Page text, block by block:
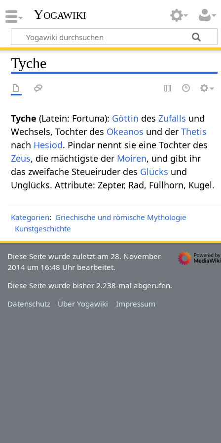
Yogawiki
Tyche
Tyche (Latein: Fortuna): Göttin desZufalls und
Wechsels, Tochter des Okeanos und derThetis
nach Hesiod. Pindar nennt sie eine Tochter des
Zeus, die mächtigste der Moiren, und gibt ihr
das zweifache Steueiruder des Glücks und
Unglücks. Attribute: Zepter, Rad, Füllhorn, Kugel.
Kategorien: Griechische und römische Mythologie
Kunstgeschichte
Diese Seite wurde zuletzt am 28. November
2014 um 16:48 Uhr bearbeitet.
Diese Seite wurde bisher 2.238-mal abgerufen.
Datenschutz
Über Yogawiki Impressum